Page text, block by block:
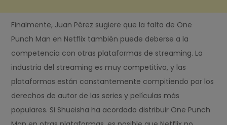
Finalmente, Juan Pérez sugiere que la falta de One
Punch Man en Netflix también puede deberse a la
competencia con otras plataformas de streaming. La
industria del streaming es muy competitiva, y las
plataformas están constantemente compitiendo por los
derechos de autor de las series y películas más
populares. Si Shueisha ha acordado distribuir One Punch